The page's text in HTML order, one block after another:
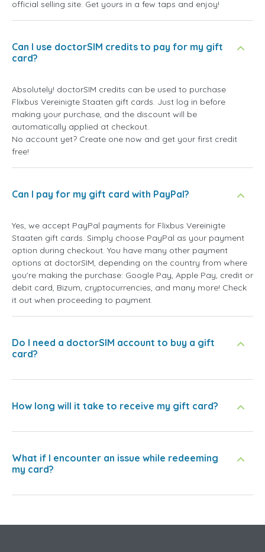
official selling site. Get yours in a few taps and enjoy!
Can I use doctorSIM credits to pay for my gift
card?
Absolutely! doctorSIM credits can be used to purchase
Flixbus Vereinigte Staaten gift cards. Just log in before
making your purchase, and the discount will be
automatically applied at checkout.
No account yet? Create one now and get your first credit
free!
Can I pay for my gift card with PayPal?
Yes, we accept PayPal payments for Flixbus Vereinigte
Staaten gift cards. Simply choose PayPal as your payment
option during checkout. You have many other payment
options at doctorSIM, depending on the country from where
you're making the purchase: Google Pay, Apple Pay, credit or
debit card, Bizum, cryptocurrencies, and many more! Check
it out when proceeding to payment.
Do I need a doctorSIM account to buy a gift
card?
How long will it take to receive my gift card?
What if I encounter an issue while redeeming
my card?